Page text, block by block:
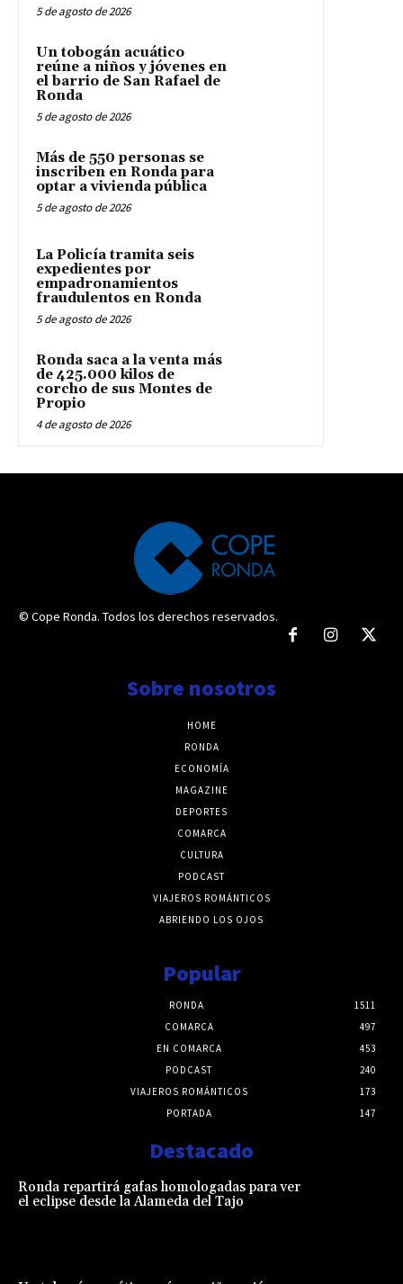
5 de agosto de 2026
Un tobogán acuático
reúne a niños y jóvenes en
el barrio de San Rafael de
Ronda
5 de agosto de 2026
Más de 550 personas se
inscriben en Ronda para
optar a vivienda pública
5 de agosto de 2026
La Policía tramita seis
expedientes por
empadronamientos
fraudulentos en Ronda
5 de agosto de 2026
Ronda saca a la venta más
de 425.000 kilos de
corcho de sus Montes de
Propio
4 de agosto de 2026
© Cope Ronda. Todos los derechos reservados.
Sobre nosotros
HOME
RONDA
ECONOMÍA
MAGAZINE
DEPORTES
COMARCA
CULTURA
PODCAST
VIAJEROS ROMÁNTICOS
ABRIENDO LOS OJOS
Popular
RONDA
1511
COMARCA
497
EN COMARCA
453
PODCAST
240
VIAJEROS ROMÁNTICOS
173
PORTADA
147
Destacado
Ronda repartirá gafas homologadas para ver
el eclipse desde la Alameda del Tajo